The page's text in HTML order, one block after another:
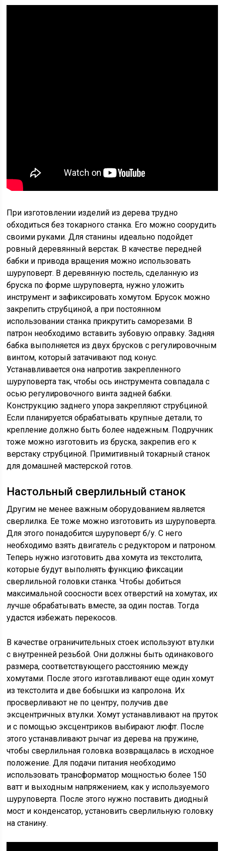
При изготовлении изделий из дерева трудно
обходиться без токарного станка. Его можно соорудить
своими руками. Для станины идеально подойдет
ровный деревянный верстак. В качестве передней
бабки и привода вращения можно использовать
шуруповерт. В деревянную постель, сделанную из
бруска по форме шуруповерта, нужно уложить
инструмент и зафиксировать хомутом. Брусок можно
закрепить струбциной, а при постоянном
использовании станка прикрутить саморезами. В
патрон необходимо вставить зубовую оправку. Задняя
бабка выполняется из двух брусков с регулировочным
винтом, который затачивают под конус.
Устанавливается она напротив закрепленного
шуруповерта так, чтобы ось инструмента совпадала с
осью регулировочного винта задней бабки.
Конструкцию заднего упора закрепляют струбциной.
Если планируется обрабатывать крупные детали, то
крепление должно быть более надежным. Подручник
тоже можно изготовить из бруска, закрепив его к
верстаку струбциной. Примитивный токарный станок
для домашней мастерской готов.
Настольный сверлильный станок
Другим не менее важным оборудованием является
сверлилка. Ее тоже можно изготовить из шуруповерта.
Для этого понадобится шуруповерт б/у. С него
необходимо взять двигатель с редуктором и патроном.
Теперь нужно изготовить два хомута из текстолита,
которые будут выполнять функцию фиксации
сверлильной головки станка. Чтобы добиться
максимальной соосности всех отверстий на хомутах, их
лучше обрабатывать вместе, за один постав. Тогда
удастся избежать перекосов.
В качестве ограничительных стоек используют втулки
с внутренней резьбой. Они должны быть одинакового
размера, соответствующего расстоянию между
хомутами. После этого изготавливают еще один хомут
из текстолита и две бобышки из капролона. Их
просверливают не по центру, получив две
эксцентричных втулки. Хомут устанавливают на пруток
и с помощью эксцентриков выбирают люфт. После
этого устанавливают рычаг из дерева на пружине,
чтобы сверлильная головка возвращалась в исходное
положение. Для подачи питания необходимо
использовать трансформатор мощностью более 150
ватт и выходным напряжением, как у используемого
шуруповерта. После этого нужно поставить диодный
мост и конденсатор, установить сверлильную головку
на станину.